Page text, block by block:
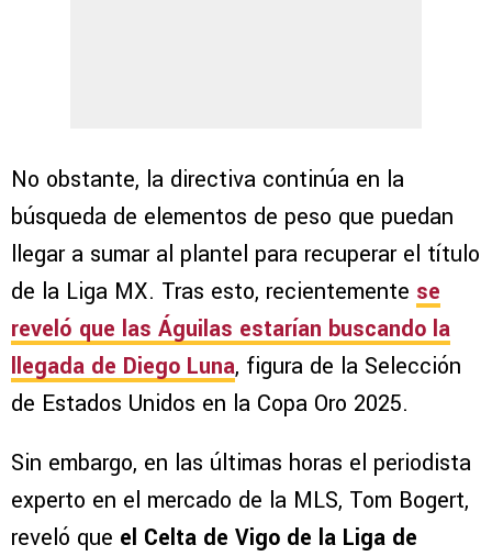
No obstante, la directiva continúa en la
búsqueda de elementos de peso que puedan
llegar a sumar al plantel para recuperar el título
de la Liga MX. Tras esto, recientemente se
reveló que las Águilas estarían buscando la
llegada de Diego Luna, figura de la Selección
de Estados Unidos en la Copa Oro 2025.
Sin embargo, en las últimas horas el periodista
experto en el mercado de la MLS, Tom Bogert,
reveló que el Celta de Vigo de la Liga de